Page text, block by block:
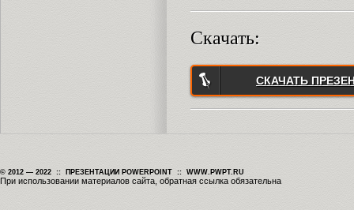
Скачать:
СКАЧАТЬ
© 2012 — 2022 :: ПРЕЗЕНТАЦИИ POWERPOINT :: WWW.PWPT.RU
При использовании материалов сайта, обратная ссылка обязательна